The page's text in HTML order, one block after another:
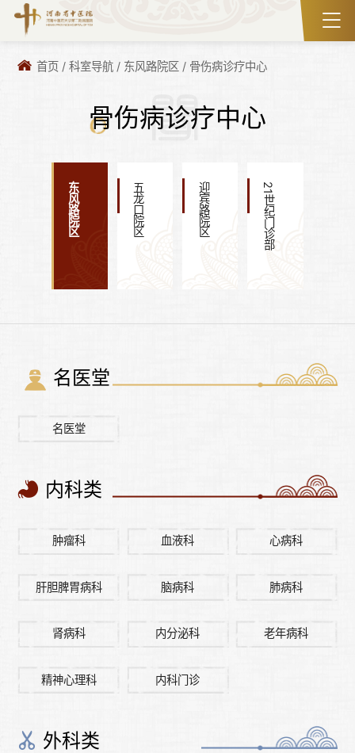
首页 /科室导航 / 东风路院区 / 骨伤病诊疗中心
骨伤病诊疗中心
东风路院区 五龙口院区 迎宾路院区 21世纪门诊部
名医堂
名医堂
内科类
肿瘤科 血液科 心病科
肝胆脾胃病科 脑病科 肺病科
肾病科 内分泌科 老年病科
精神心理科 内科门诊
外科类